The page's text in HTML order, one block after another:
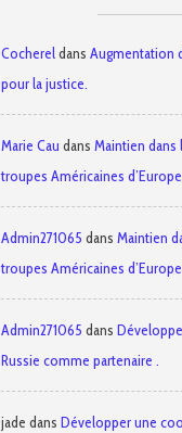
Cochereldans Augmentation
pour la justice.
Marie Cau dans Maintien dans
troupes Américaines
Admin271065 dans Maintien
troupes Américaines
Admin271065 dans
Russie comme partenaire .
jade dans Développer une